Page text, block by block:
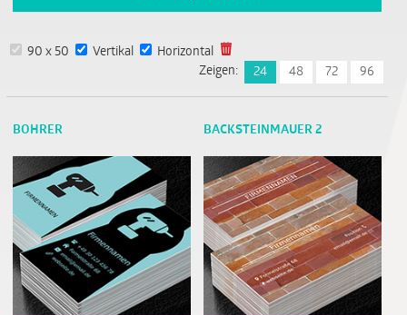
90 x 50 Vertikal
Horizontal
Zeigen:
24 48 72 96
BOHRER BACKSTEINMAUER 2